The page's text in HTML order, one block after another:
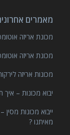
מאמרים
מכונת אריזה
מכונת אריזה
מכונות אריזה
יבוא מכונות – איך
ייבוא מכונות
מאיתנו ?